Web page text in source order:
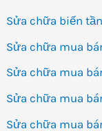
Sửa chữa biến
Sửa chữa mua
Sửa chữa mua
Sửa chữa mua
Sửa chữa mua